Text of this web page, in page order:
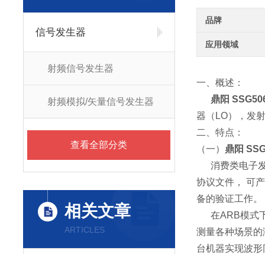
信号发生器
射频信号发生器
射频模拟/矢量信号发生器
查看全部分类
相关文章
ARTICLES
品牌
应用领域
一、概述：
鼎阳
器（LO），发
二、特点：
（一） 鼎阳
消费类电子
协议文件， 可
备的验证工作。
在ARB模式
测量各种场景
台机器实现波